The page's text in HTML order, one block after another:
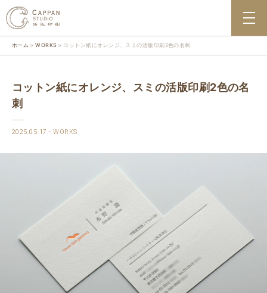
ホーム WORKS コットン紙にオレンジ、スミの活版印刷2色の名刺
コットン紙にオレンジ、スミの活版印刷2色の名
刺
2025.05.17 WORKS